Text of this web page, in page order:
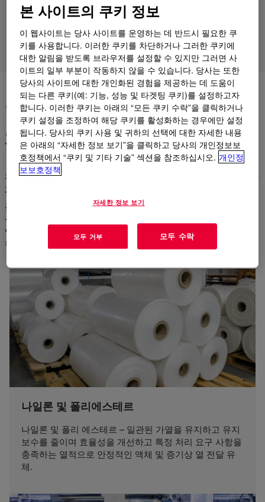
지원
제품 그룹
효율적인 플라스틱 및 섬유 처
리를 가능하게 하는 열 전달 유
체
전 세계적으로 플라스틱 및 섬유 가공 작업은 제조 공정의 모든 단
계에서 열 전달 유체의 사용으로부터 혜택을 누릴 수 있습니다.
폴리에스테르 및 나일론 처리의 중합 및 다응집화에서 합성 섬유
생산, PET 성형 및 기타 플라스틱 가공 작업에 이르기까지 다목적
열 전달 유체는 다양한 응용 분야에서 처리를 개선하는 데 도움이
됩니다:
나일론 및 폴리에스테르
나일론 및 폴리 에스테르 – 일관된 가열을 유지하고 유지
보수를 줄이며 효율성을 개선하고 특정 처리 요구 사항을
충족하는 열적으로 안정적인 액체 및 증기상 열 전달 유
체.
본 사이트의 쿠키 정보
이 웹사이트는 당사 사이트를 운영하는 데 반드시 필요한 쿠
키를 사용합니다. 이러한 쿠키를 차단하거나 그러한 쿠키에
대한 알림을 받도록 브라우저를 설정할 수 있지만 그러면 사
이트의 일부 부분이 작동하지 않을 수 있습니다. 당사는 또한
당사의 사이트에 대한 개인화된 경험을 제공하는 데 도움이
되는 다른 쿠키(예: 기능, 성능 및 타겟팅 쿠키)를 설정하고자
합니다. 이러한 쿠키는 아래의 “모든 쿠키 수락”을 클릭하거나
쿠키 설정을 조정하여 해당 쿠키를 활성화하는 경우에만 설정
됩니다. 당사의 쿠키 사용 및 귀하의 선택에 대한 자세한 내용
은 아래의 “자세한 정보 보기”을 클릭하고 당사의 개인정보보
호정책에서 “쿠키 및 기타 기술” 섹션을 참조하십시오. 개인정
보보호정책
자세한 정보 보기
모두 거부 모두 수락